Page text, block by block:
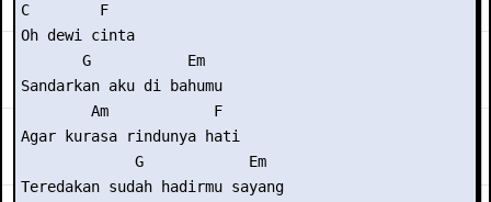
C        F
Oh dewi cinta
       G           Em
Sandarkan aku di bahumu
        Am            F
Agar kurasa rindunya hati
             G            Em
Teredakan sudah hadirmu sayang